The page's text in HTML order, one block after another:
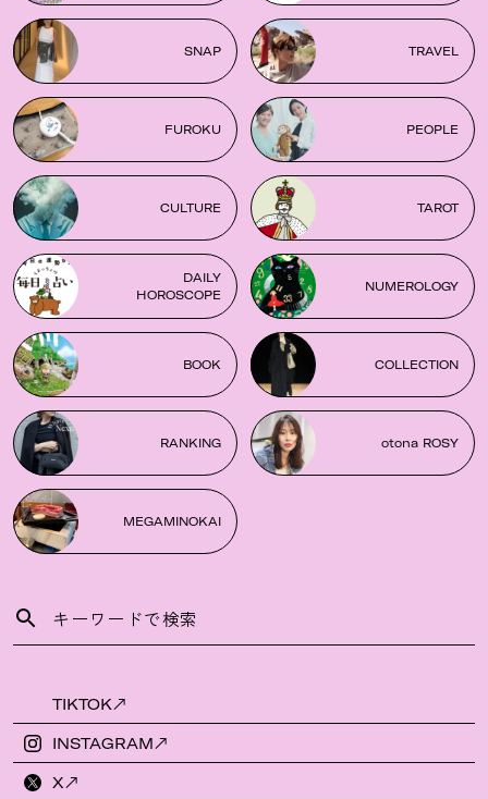
SNAP TRAVEL
FUROKU PEOPLE
CULTURE TAROT
DAILY
HOROSCOPE
NUMEROLOGY
BOOK COLLECTION
RANKING otona ROSY
MEGAMINOKAI
TIKTOK
INSTAGRAM
X